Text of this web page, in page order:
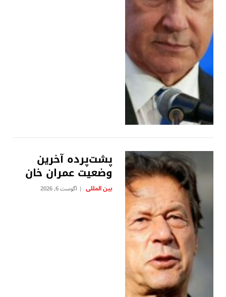
پشت‌پرده آخرین
وضعیت عمران خان
بين المللى آگوست 6, 2026